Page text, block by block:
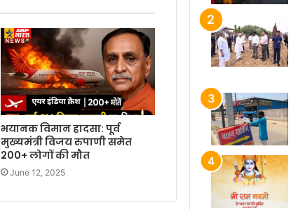
भयानक विमान हादसा: पूर्व
मुख्यमंत्री विजय रुपाणी समेत
200+ लोगों की मौत
June 12, 2025